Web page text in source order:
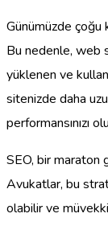
Günümüzde çoğu
Bu nedenle, web
yüklenen ve
sitenizde daha
performansınızı
SEO, bir maraton
Avukatlar, bu
olabilir ve